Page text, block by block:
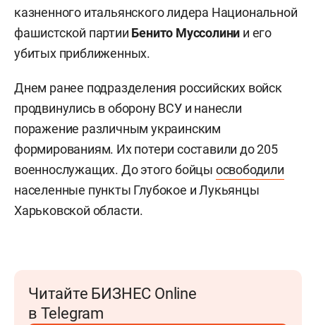
казненного итальянского лидера Национальной
фашистской партии Бенито Муссолини и его
убитых приближенных.
Днем ранее подразделения российских войск
продвинулись в оборону ВСУ и нанесли
поражение различным украинским
формированиям. Их потери составили до 205
военнослужащих. До этого бойцы освободили
населенные пункты Глубокое и Лукьянцы
Харьковской области.
Читайте БИЗНЕС Online
в Telegram